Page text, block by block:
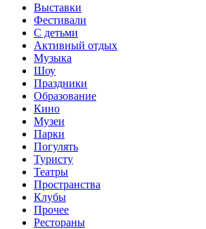
Выставки
Фестивали
С детьми
Активный отдых
Музыка
Шоу
Праздники
Образование
Кино
Музеи
Парки
Погулять
Туристу
Театры
Пространства
Клубы
Прочее
Рестораны